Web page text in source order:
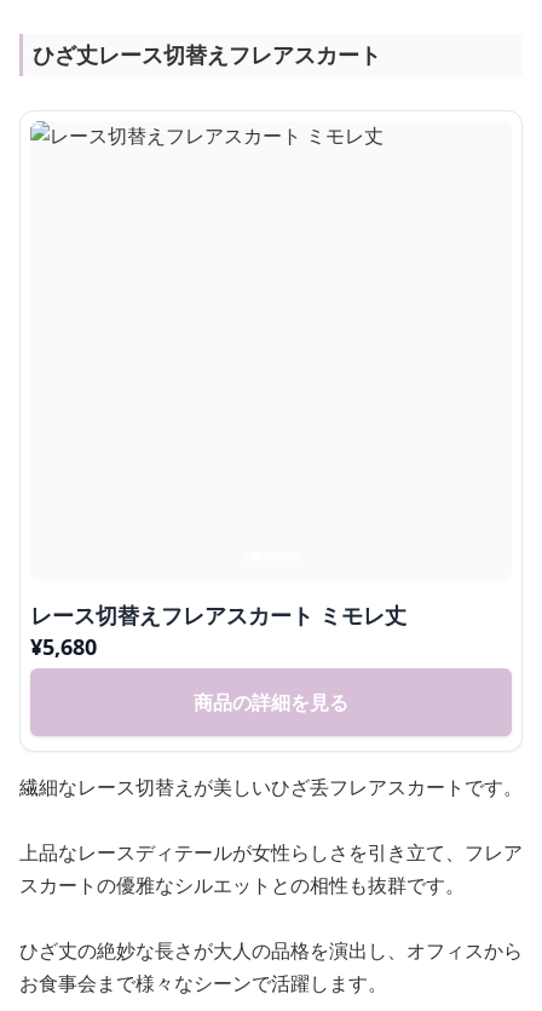
ひざ丈レース切替えフレアスカート
レース切替えフレアスカート ミモレ丈
¥5,680
商品の詳細を見る
繊細なレース切替えが美しいひざ丢フレアスカートです。
上品なレースディテールが女性らしさを引き立て、フレア
スカートの優雅なシルエットとの相性も抜群です。
ひざ丈の絶妙な長さが大人の品格を演出し、オフィスから
お食事会まで様々なシーンで活躍します。